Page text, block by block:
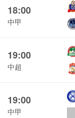
18:00
中甲
19:00
中超
19:00
中甲